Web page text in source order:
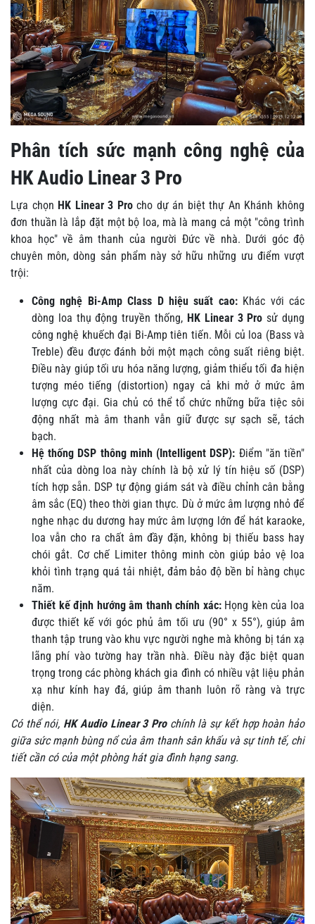
Phân tích sức mạnh công nghệ của
HK Audio Linear 3 Pro
Lựa chọn HK Linear 3 Procho dự án biệt thự An Khánh không
đơn thuần là lắp đặt một bộ loa, mà là mang cả một "công trình
khoa học" về âm thanh của người Đức về nhà. Dưới góc độ
chuyên môn, dòng sản phẩm này sở hữu những ưu điểm vượt
trội:
Công nghệ Bi-Amp Class D hiệu suất cao:Khác với các
dòng loa thụ động truyền thống, HK Linear 3 Pro sử dụng
công nghệ khuếch đại Bi-Amp tiên tiến. Mỗi củ loa (Bass và
Treble) đều được đánh bởi một mạch công suất riêng biệt.
Điều này giúp tối ưu hóa năng lượng, giảm thiểu tối đa hiện
tượng méo tiếng (distortion) ngay cả khi mở ở mức âm
lượng cực đại. Gia chủ có thể tổ chức những bữa tiệc sôi
động nhất mà âm thanh vẫn giữ được sự sạch sẽ, tách
bạch.
Hệ thống DSP thông minh (Intelligent DSP): Điểm "ăn tiền"
nhất của dòng loa này chính là bộ xử lý tín hiệu số (DSP)
tích hợp sẵn. DSP tự động giám sát và điều chỉnh cân bằng
âm sắc (EQ) theo thời gian thực. Dù ở mức âm lượng nhỏ để
nghe nhạc du dương hay mức âm lượng lớn để hát karaoke,
loa vẫn cho ra chất âm đầy đặn, không bị thiếu bass hay
chói gắt. Cơ chế Limiter thông minh còn giúp bảo vệ loa
khỏi tình trạng quá tải nhiệt, đảm bảo độ bền bỉ hàng chục
năm.
Thiết kế định hướng âm thanh chính xác:Họng kèn của loa
được thiết kế với góc phủ âm tối ưu (90° x 55°), giúp âm
thanh tập trung vào khu vực người nghe mà không bị tán xạ
lãng phí vào tường hay trần nhà. Điều này đặc biệt quan
trọng trong các phòng khách gia đình có nhiều vật liệu phản
xạ như kính hay đá, giúp âm thanh luôn rõ ràng và trực
diện.
Có thể nói, HK Audio Linear 3 Prochính là sự kết hợp hoàn hảo
giữa sức mạnh bùng nổ của âm thanh sân khấu và sự tinh tế, chi
tiết cần có của một phòng hát gia đình hạng sang.